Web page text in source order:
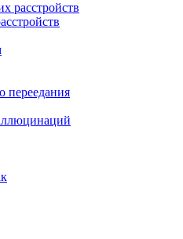
расстройств
переедания